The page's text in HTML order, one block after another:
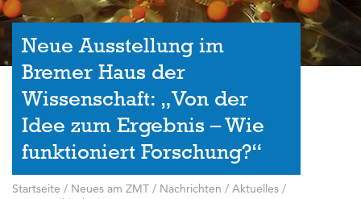
Neue Ausstellung im
Bremer Haus der
Wissenschaft: „Von der
Idee zum Ergebnis – Wie
funktioniert Forschung?“
Startseite / Neues am ZMT / Nachrichten / Aktuelles /